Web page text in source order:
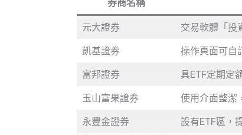
券商名稱
元大證券 交易軟體「投
凱基證券 操作頁面可自
富邦證券 具ETF定期定
玉山富果證券 使用介面整潔
永豐金證券
設有ETF區，